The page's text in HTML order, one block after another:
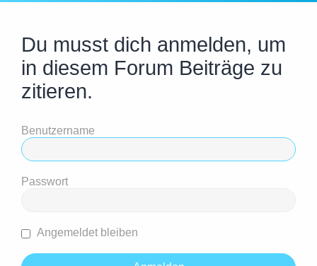
Du musst dich anmelden, um
in diesem Forum Beiträge zu
zitieren.
Benutzername
Passwort
Angemeldet bleiben